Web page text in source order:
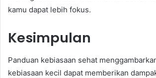
kamu dapat lebih fokus.
Kesimpulan
Panduan kebiasaan sehat
kebiasaan kecil dapat memberikan